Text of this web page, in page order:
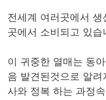
전세계 여러곳에서
곳에서 소비되고 있습
이 귀중한 열매는 동
음 발견된것으로 알
사와 정복 하는 과정